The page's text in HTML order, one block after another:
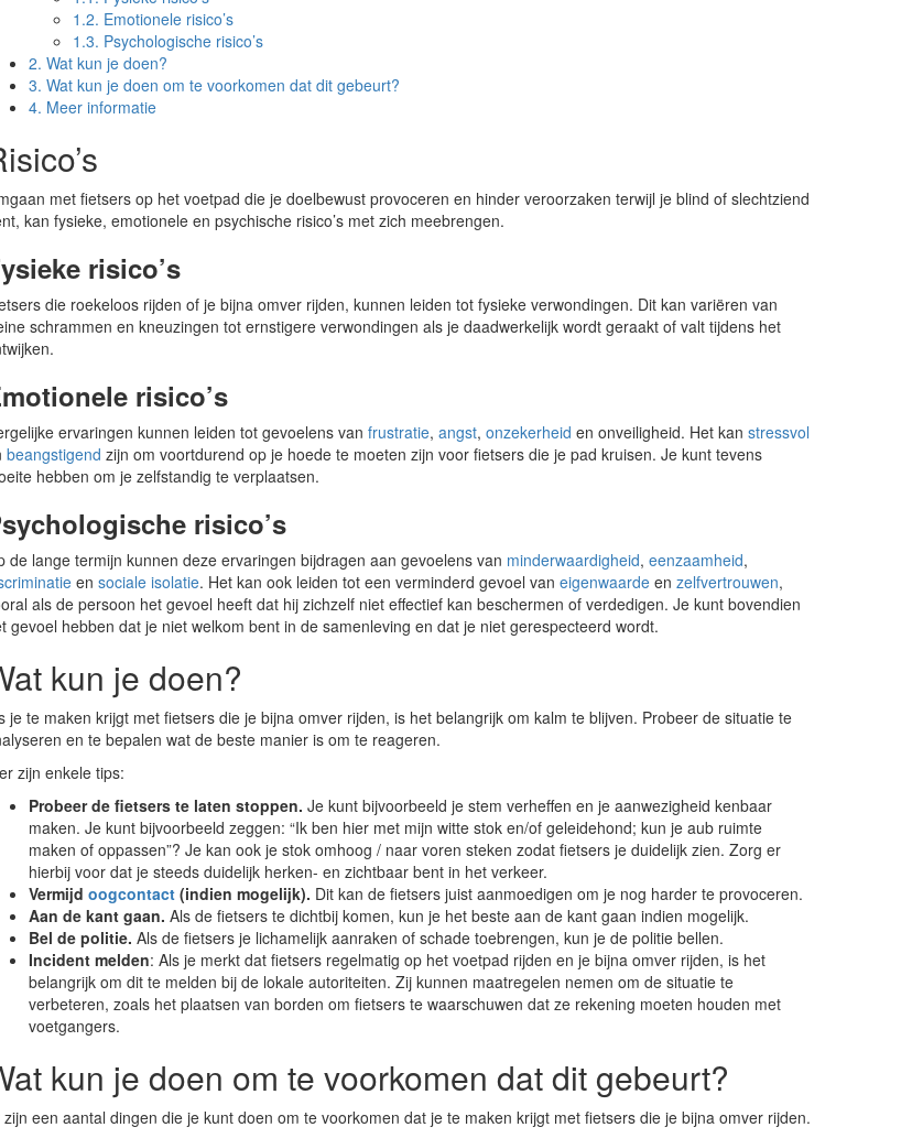
1.2. Emotionele risico’s
1.3. Psychologische risico’s
2. Wat kun je doen?
3. Wat kun je doen om te voorkomen dat dit gebeurt?
4. Meer informatie
met fietsers op het voetpad die je doelbewust provoceren en hinder veroorzaken terwijl je blind of slechtziend
kan fysieke, emotionele en psychische risico’s met zich meebrengen.
risico’s
die roekeloos rijden of je bijna omver rijden, kunnen leiden tot fysieke verwondingen. Dit kan variëren van
schrammen en kneuzingen tot ernstigere verwondingen als je daadwerkelijk wordt geraakt of valt tijdens het
risico’s
ervaringen kunnen leiden tot gevoelens van frustratie, angst, onzekerheid en onveiligheid. Het kan stressvol
beangstigend zijn om voortdurend op je hoede te moeten zijn voor fietsers die je pad kruisen. Je kunt tevens
hebben om je zelfstandig te verplaatsen.
risico’s
de lange termijn kunnen deze ervaringen bijdragen aan gevoelens van minderwaardigheid, eenzaamheid,
en sociale isolatie. Het kan ook leiden tot een verminderd gevoel van eigenwaarde en zelfvertrouwen,
als de persoon het gevoel heeft dat hij zichzelf niet effectief kan beschermen of verdedigen. Je kunt bovendien
gevoel hebben dat je niet welkom bent in de samenleving en dat je niet gerespecteerd wordt.
kun je doen?
je te maken krijgt met fietsers die je bijna omver rijden, is het belangrijk om kalm te blijven. Probeer de situatie te
en te bepalen wat de beste manier is om te reageren.
zijn enkele tips:
Probeer de fietsers te laten stoppen. Je kunt bijvoorbeeld je stem verheffen en je aanwezigheid kenbaar
maken. Je kunt bijvoorbeeld zeggen: “Ik ben hier met mijn witte stok en/of geleidehond; kun je aub ruimte
maken of oppassen”? Je kan ook je stok omhoog / naar voren steken zodat fietsers je duidelijk zien. Zorg er
hierbij voor dat je steeds duidelijk herken- en zichtbaar bent in het verkeer.
Vermijd oogcontact (indien mogelijk). Dit kan de fietsers juist aanmoedigen om je nog harder te provoceren.
Aan de kant gaan. Als de fietsers te dichtbij komen, kun je het beste aan de kant gaan indien mogelijk.
Bel de politie. Als de fietsers je lichamelijk aanraken of schade toebrengen, kun je de politie bellen.
Incident melden: Als je merkt dat fietsers regelmatig op het voetpad rijden en je bijna omver rijden, is het
belangrijk om dit te melden bij de lokale autoriteiten. Zij kunnen maatregelen nemen om de situatie te
verbeteren, zoals het plaatsen van borden om fietsers te waarschuwen dat ze rekening moeten houden met
voetgangers.
kun je doen om te voorkomen dat dit gebeurt?
zijn een aantal dingen die je kunt doen om te voorkomen dat je te maken krijgt met fietsers die je bijna omver rijden.